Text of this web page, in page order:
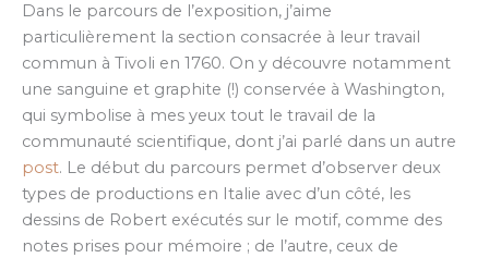
Dans le parcours de l’exposition, j’aime
particulièrement la section consacrée à leur travail
commun à Tivoli en 1760. On y découvre notamment
une sanguine et graphite (!) conservée à Washington,
qui symbolise à mes yeux tout le travail de la
communauté scientifique, dont j’ai parlé dans un autre
post. Le début du parcours permet d’observer deux
types de productions en Italie avec d’un côté, les
dessins de Robert exécutés sur le motif, comme des
notes prises pour mémoire ; de l’autre, ceux de